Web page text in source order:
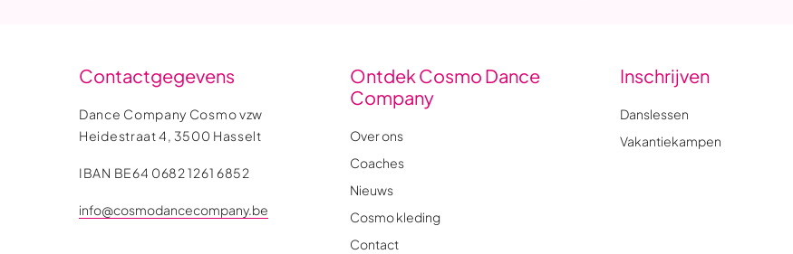
Contactgegevens
Dance Company Cosmo vzw
Heidestraat 4, 3500 Hasselt
IBAN BE64 0682 1261 6852
info@cosmodancecompany.be
Ontdek Cosmo Dance
Company
Over ons
Coaches
Nieuws
Cosmo kleding
Contact
Inschrijven
Danslessen
Vakantiekampen